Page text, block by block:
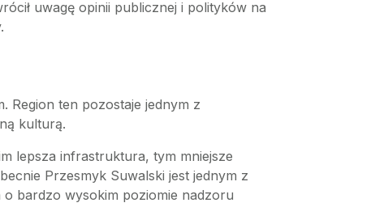
uwagę opinii publicznej i polityków na
Region ten pozostaje jednym z
kulturą.
lepsza infrastruktura, tym mniejsze
Przesmyk Suwalski jest jednym z
bardzo wysokim poziomie nadzoru